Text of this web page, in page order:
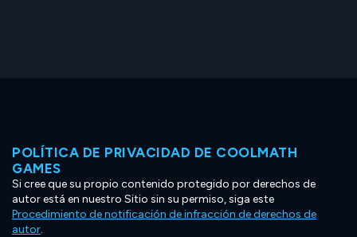
POLÍTICA DE PRIVACIDAD DE COOLMATH
GAMES
Si cree que su propio contenido protegido por derechos de
autor está en nuestro Sitio sin su permiso, siga este
Procedimiento de notificación de infracción de derechos de
autor.